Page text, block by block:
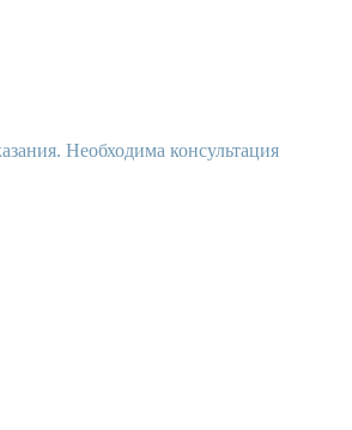
Необходима консультация